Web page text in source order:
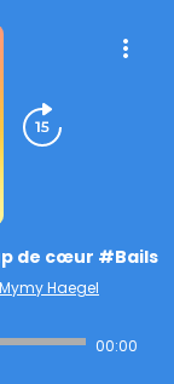
de cœur #Bails
Haegel
00:00